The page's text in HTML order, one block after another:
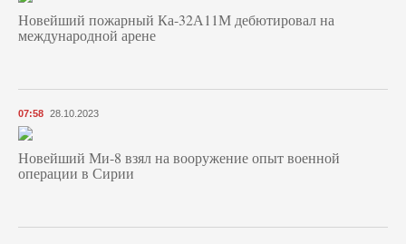
Новейший пожарный Ка-32А11М дебютировал на
международной арене
07:58 28.10.2023
Новейший Ми-8 взял на вооружение опыт военной
операции в Сирии